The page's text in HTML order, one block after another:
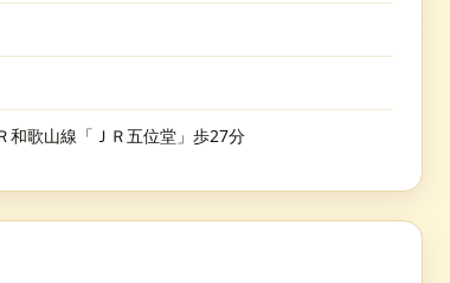
和歌山線「ＪＲ五位堂」歩27分